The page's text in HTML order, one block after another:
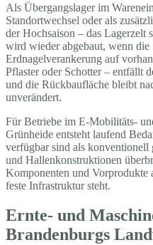
Als Übergangslager im
Standortwechsel oder als
der Hochsaison – das Lagerzelt
wird wieder abgebaut, wenn
Erdnagelverankerung auf
Pflaster oder Schotter – entfällt
und die Rückbaufläche bleibt
unverändert.
Für Betriebe im E-Mobilitäts-
Grünheide entsteht laufend
verfügbar sind als konventionell
und Hallenkonstruktionen
Komponenten und Vorprodukte
feste Infrastruktur steht.
Ernte- und
Brandenburgs